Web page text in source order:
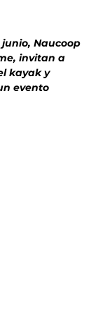
junio, Naucoop
invitan a
kayak y
evento